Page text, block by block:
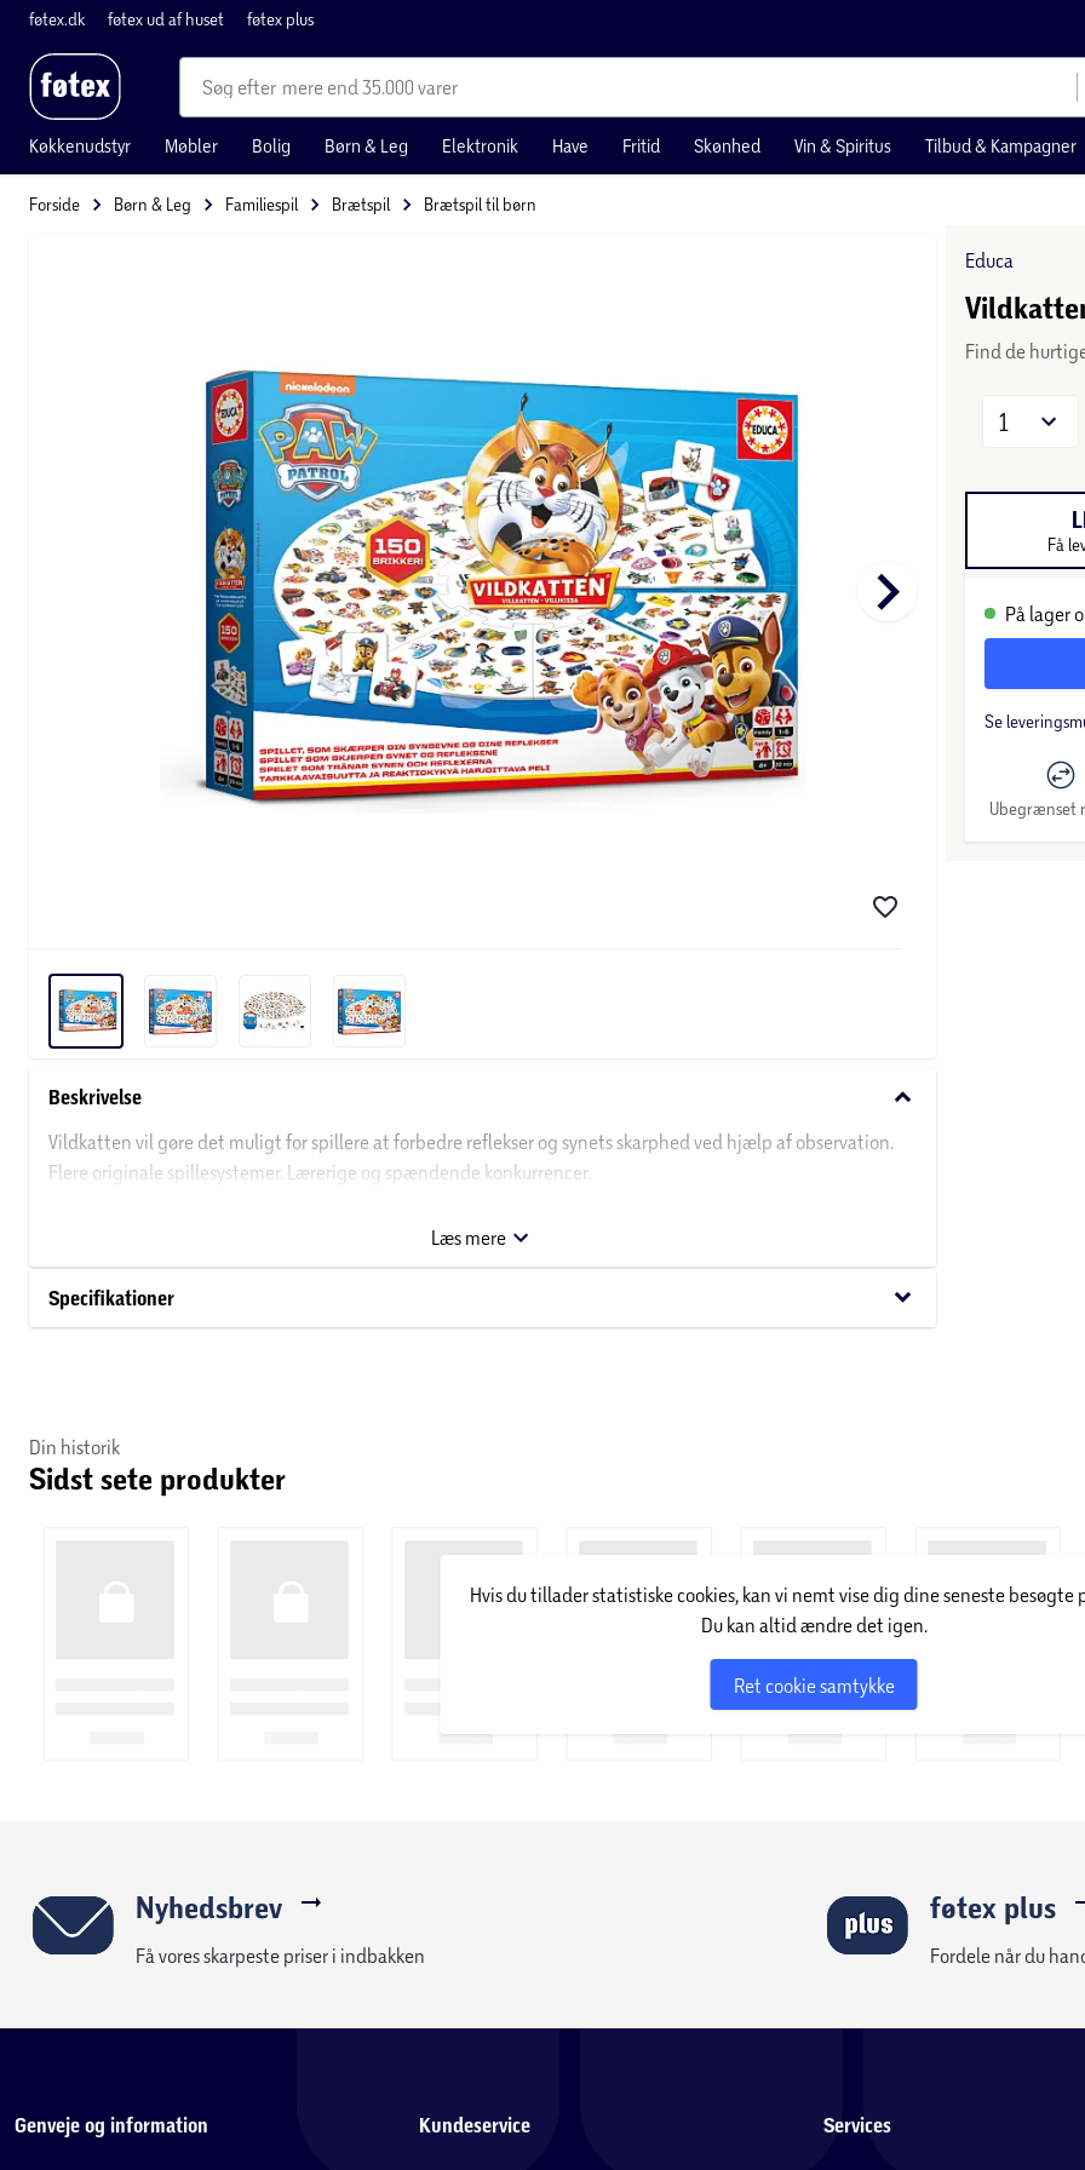
føtex.dk føtex ud af huset føtex plus
mere end 35.000 varer
Køkkenudstyr Møbler Bolig Børn & Leg Elektronik Have Fritid Skønhed Vin & Spiritus Tilbud & Kampagner
Forside Børn & Leg Familiespil Brætspil Brætspil til børn
keyboard_arrow_right
Beskrivelse keyboard_arrow_down
Vildkatten vil gøre det muligt for spillere at forbedre reflekser og synets skarphed ved hjælp af observation.
Flere originale spillesystemer. Lærerige og spændende konkurrencer.
Er du klar til at have det sjovt? OK... Lad os spille! Hurtigt, tag billedbrikken og find billedet på pladen. Er du
klar til udfordringen?
Læs mere
Specifikationer keyboard_arrow_down
Educa
Find de
1
Få
På lager
Se
Ubegrænset
Din historik
Sidst sete produkter
Hvis du tillader statistiske cookies, kan vi nemt vise dig dine seneste besøgte
Du kan altid ændre det igen.
Ret cookie samtykke
Nyhedsbrev
Få vores skarpeste priser i indbakken
føtex plus
Fordele når du
Genveje og information Kundeservice Services